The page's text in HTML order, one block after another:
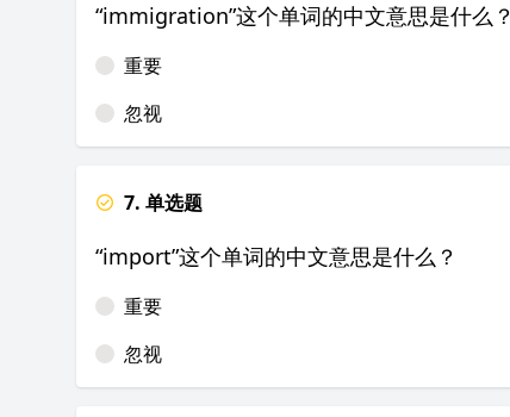
“immigration”这个单词的中文意思是什么？
重要
忽视
7. 单选题
“import”这个单词的中文意思是什么？
重要
忽视